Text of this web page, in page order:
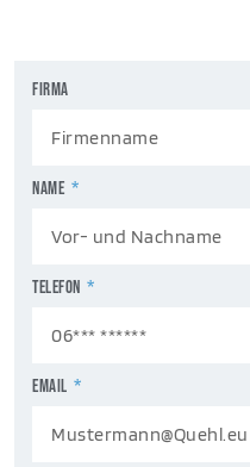
Firma
NAME
TELEFON
EMAIL